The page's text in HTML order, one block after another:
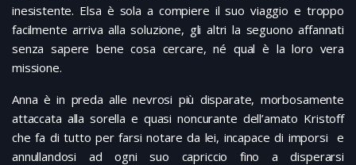
inesistente. Elsa è sola a compiere il suo viaggio e troppo
facilmente arriva alla soluzione, gli altri la seguono affannati
senza sapere bene cosa cercare, né qual è la loro vera
missione.
Anna è in preda alle nevrosi più disparate, morbosamente
attaccata alla sorella e quasi noncurante dell’amato Kristoff
che fa di tutto per farsi notare da lei, incapace di imporsi e
annullandosi ad ogni suo capriccio fino a disperarsi